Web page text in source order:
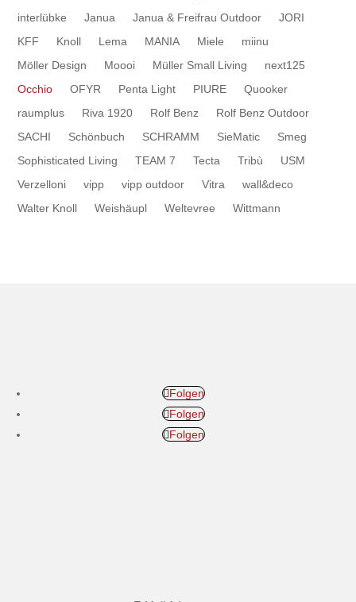
interlübke
Janua Janua & Freifrau Outdoor
JORI
KFF
Knoll Lema MANIA Miele
miinu
Möller Design
Moooi Müller Small Living
next125
Occhio
OFYR Penta Light PIURE
Quooker
raumplus
Riva 1920 Rolf Benz
Rolf Benz Outdoor
SACHI
Schönbuch SCHRAMM SieMatic
Smeg
Sophisticated Living
TEAM 7 Tecta Tribù
USM
Verzelloni
vipp vipp outdoor Vitra
wall&deco
Walter Knoll
Weishäupl Weltevree Wittmann
Folgen
Folgen
Folgen